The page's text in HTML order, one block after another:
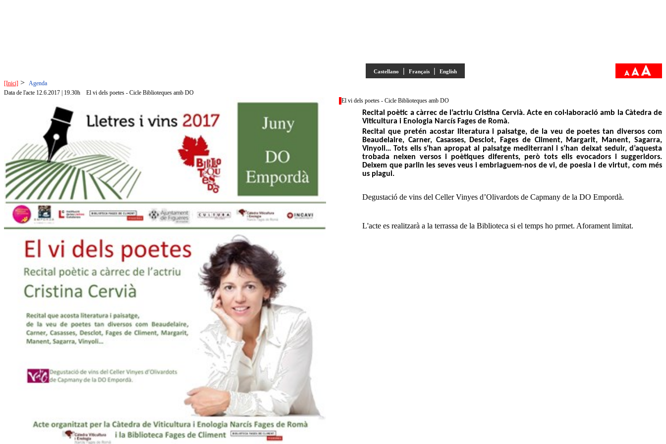
Castellano | Français | English
[Inici] > Agenda
Data de l'acte 12.6.2017 | 19.30h
El vi dels poetes - Cicle Biblioteques amb DO
El vi dels poetes - Cicle Biblioteques amb DO
Recital poètic a càrrec de l’actriuCristina Cervià. Acte en col·laboració amb la Càtedra de
Viticultura i Enologia Narcís Fages de Romà.
Recital que pretén acostar literatura i paisatge, de la veu de poetes tan diversos com
Beaudelaire, Carner, Casasses, Desclot, Fages de Climent, Margarit, Manent, Sagarra,
Vinyoli… Tots ells s’han apropat al paisatge mediterrani i s’han deixat seduir, d’aquesta
trobada neixen versos i poètiques diferents, però tots ells evocadors i suggeridors.
Deixem que parlin les seves veus i embriaguem-nos de vi, de poesia i de virtut, com més
us plagui.
Degustació de vins del Celler Vinyes d’Olivardots de Capmany de la DO Empordà.
L'acte es realitzarà a la terrassa de la Biblioteca si el temps ho prmet. Aforament limitat.